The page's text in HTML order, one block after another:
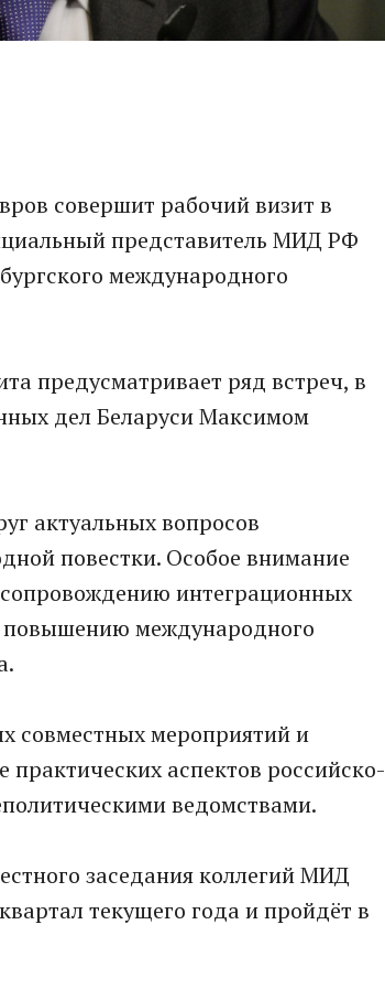
совершит рабочий визит в
представитель МИД РФ
международного
предусматривает ряд встреч, в
дел Беларуси Максимом
актуальных вопросов
повестки. Особое внимание
интеграционных
повышению международного
совместных мероприятий и
аспектов российско-
ведомствами.
заседания коллегий МИД
текущего года и пройдёт в